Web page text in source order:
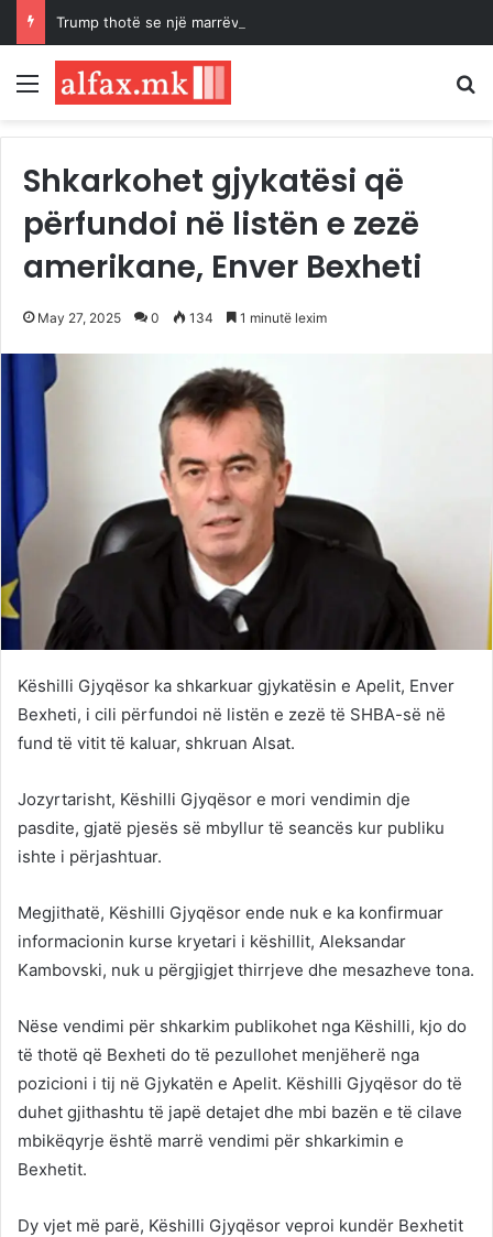
Menu
Shkarkohet gjykatësi që
përfundoi në listën e zezë
amerikane, Enver Bexheti
May 27, 2025 0 134 1 minutë lexim
Këshilli Gjyqësor ka shkarkuar gjykatësin e Apelit, Enver
Bexheti, i cili përfundoi në listën e zezë të SHBA-së në
fund të vitit të kaluar, shkruan Alsat.
Jozyrtarisht, Këshilli Gjyqësor e mori vendimin dje
pasdite, gjatë pjesës së mbyllur të seancës kur publiku
ishte i përjashtuar.
Megjithatë, Këshilli Gjyqësor ende nuk e ka konfirmuar
informacionin kurse kryetari i këshillit, Aleksandar
Kambovski, nuk u përgjigjet thirrjeve dhe mesazheve tona.
Nëse vendimi për shkarkim publikohet nga Këshilli, kjo do
të thotë që Bexheti do të pezullohet menjëherë nga
pozicioni i tij në Gjykatën e Apelit. Këshilli Gjyqësor do të
duhet gjithashtu të japë detajet dhe mbi bazën e të cilave
mbikëqyrje është marrë vendimi për shkarkimin e
Bexhetit.
Dy vjet më parë, Këshilli Gjyqësor veproi kundër Bexhetit